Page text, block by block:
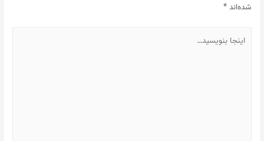
شده‌اند*
بنویسید…